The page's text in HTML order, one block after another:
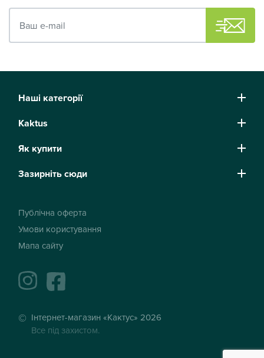
Наші категорії
Kaktus
Як купити
Зазирніть сюди
Публічна оферта
Умови користування
Мапа сайту
instagramfacebook
Інтернет-магазин «Кактус» 2026
Все під захистом.